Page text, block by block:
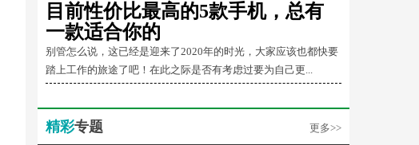
目前性价比最高的5款手机，总有
一款适合你的
别管怎么说，这已经是迎来了2020年的时光，大家应该也都快要
踏上工作的旅途了吧！在此之际是否有考虑过要为自己更...
精彩专题 更多>>